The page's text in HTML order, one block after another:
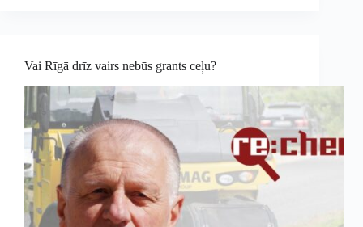
Vai Rīgā drīz vairs nebūs grants ceļu?